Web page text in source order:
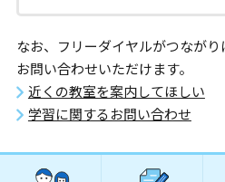
なお、フリーダイヤルがつなが
お問い合わせいただけます。
近くの教室を案内してほしい
学習に関するお問い合わせ